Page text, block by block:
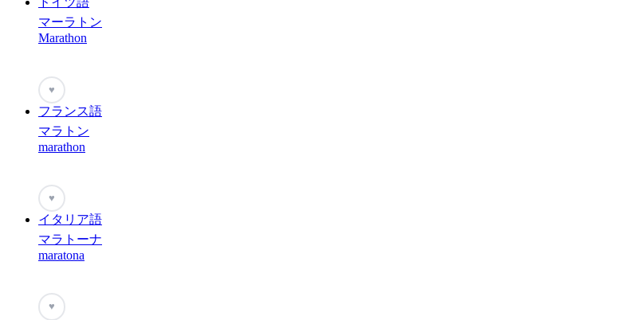
マーラトン
Marathon
♥
フランス語
マラトン
marathon
♥
イタリア語
マラトーナ
maratona
♥